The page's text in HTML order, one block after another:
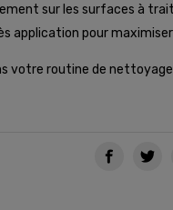
sur les surfaces à
application pour
votre routine de